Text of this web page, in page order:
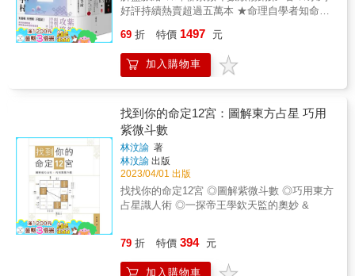
習，所以遲延了「紫微進階」的出版，待到
「紫微初階」脫稿，一併呈給讀者。 & 「紫微
初階」對斗數的起源，與斗數一般查表排盤，
皆作最詳盡的解說，而且兼採各家論說，免使
讀者耗時翻查眾籍了對於排盤的古訣，也一一
羅列。更重要的是，筆者也坦白地指出，當今
些星曜，二來可知目前那些星曜可用，可免滿
盤星辰耀眼，徒眩心神。 & 「紫微進階」對於
排盤，進化到「掌上排盤」，而且涵蓋了所有
論斷吉凶的法則，並指出若干可以續行研究的
方向。 & 筆者尚有許多更進一步的心得，期望
來日繼續編寫。更祈先修後學，不吝賜教，若
有一言相授，筆者自亦誠心拜受。 & 以是為序
的紫斗叢書。 & 本書中第一章的命理發蒙，如
的，筆者儘量羅列，並述說其意，惟恐佔去太
以後陸續敘明。當寫完本書後，更加體會到紫
斗的浩瀚；本書若有優點，裨益讀者，功在前
人，若有誤謬疏漏之處，罪在筆者。伏望讀者
與前輩不吝賜教，此筆者之願也。 & 本書撰寫
期間，多蒙家兄蘇俊源先生之督促，並蒙摯友
郭聰憲、張天惠二位先生多方協助，尤承林英
明先生校讎，並提供許多寶貴意見，在此一併
致謝。 & 中華民國七十八年歲次己巳季春末勸
學齋主 謹序 &
值。 & 命理就是人生，人生不離命理。這裡所
謂的「命理」，是具有正確觀念的命理，她的
使命是帶給人「當下」就開始起步的幸福與快
樂。想要創造未來，只須不斷創造當下。 & 最
後我要告訴各位勸學齋的主張： 一、宮、星、
者以神佛之心為心，除了慈悲，還是慈悲。
三、命理很神奇，但不要神話自己，盡可能將
理說明白。 & 想要寫的心得還不少，所以這本
書叫「紫微高階之一」，是不限制自己在有生
之年寫多少本的用意。此門學問浩瀚，再多幾
本也寫不盡，惟盡心力而已。 &
好評持續熱賣超過五萬本 ★命理自學者知命掌
的書寫風格解惑命理，公開斗數界不願一開始
就教的技巧訣竅， 讀懂這套書，解盤準度
「咻」地成長！── 談宮位、論星曜、教解盤，
分享他如何在一紙斗數命盤中，提前為人生問
題找到策略和力量。針對多數人對於事業、感
情、財運等人生大事的好奇與煩惱，手把手一
步步教你用紫微斗數看出端倪，提出貼近現代
的理性解釋，幫助大家提升解盤的準確度！
《紫微攻略》是一套提煉出斗數學習重點的經
典，值得品讀收藏 ‧《紫微斗數新手村》 通透
解盤的底層邏輯，新手晉級高手的命理橋樑
Ｑ＆Ａ。 ‧《紫微攻略1》 學習斗數的扎根基礎
下，宮位環境、運限對星曜產生的影響，提出
69 折 特價 1497 元
加入購物車
找到你的命定12宮：圖解東方占星 巧用
紫微斗數
林汶諭 著
林汶諭 出版
2023/04/01 出版
找找你的命定12宮 ◎圖解紫微斗數 ◎巧用東方
占星識人術 ◎一探帝王學欽天監的奧妙 &
79 折 特價 394 元
加入購物車